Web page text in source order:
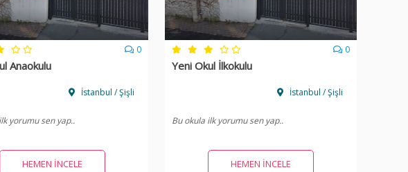
0
Anaokulu
İstanbul / Şişli
yorumu sen yap..
HEMEN İNCELE
0
Yeni Okul İlkokulu
İstanbul / Şişli
Bu okula ilk yorumu sen yap..
HEMEN İNCELE